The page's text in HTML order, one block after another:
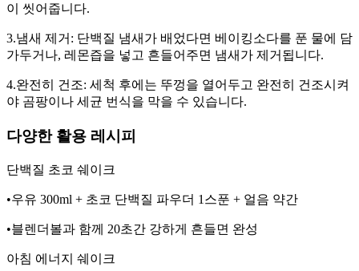
이 씻어줍니다.
3.냄새 제거: 단백질 냄새가 배었다면 베이킹소다를 푼 물에 담
가두거나, 레몬즙을 넣고 흔들어주면 냄새가 제거됩니다.
4.완전히 건조: 세척 후에는 뚜껑을 열어두고 완전히 건조시켜
야 곰팡이나 세균 번식을 막을 수 있습니다.
다양한 활용 레시피
단백질 초코 쉐이크
•우유 300ml + 초코 단백질 파우더 1스푼 + 얼음 약간
•블렌더볼과 함께 20초간 강하게 흔들면 완성
아침 에너지 쉐이크